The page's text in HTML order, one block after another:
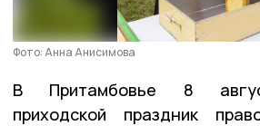
Фото: Анна Анисимова
В Притамбовье 8
приходской праздник